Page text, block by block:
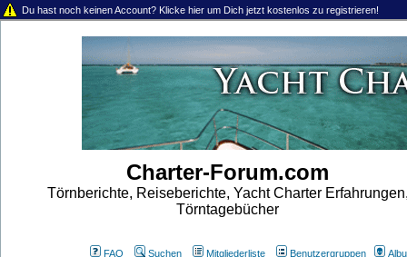
Du hast noch keinen Account? Klicke hier um Dich jetzt kostenlos zu registrieren!
Charter-Forum.com
Törnberichte, Reiseberichte, Yacht Charter
Törntagebücher
FAQ Suchen Mitgliederliste Benutzergruppen